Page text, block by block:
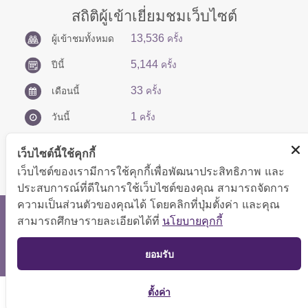
สถิติผู้เข้าเยี่ยมชมเว็บไซต์
ผู้เข้าชมทั้งหมด 13,536 ครั้ง
ปีนี้ 5,144 ครั้ง
เดือนนี้ 33 ครั้ง
วันนี้ 1 ครั้ง
สงวนลิขสิทธิ์ © 2566 กองบริหารการคลัง
แสดงผลได้ดีที่ขนาดหน้าจอ 1024x768 pixel
แผนผังเว็บไซต์
TOP
เว็บไซต์นี้ใช้คุกกี้
เว็บไซต์ของเรามีการใช้คุกกี้เพื่อพัฒนาประสิทธิภาพ และ
ประสบการณ์ที่ดีในการใช้เว็บไซต์ของคุณ สามารถจัดการ
ความเป็นส่วนตัวของคุณได้ โดยคลิกที่ปุ่มตั้งค่า และคุณ
สามารถศึกษารายละเอียดได้ที่ นโยบายคุกกี้
ยอมรับ
ตั้งค่า